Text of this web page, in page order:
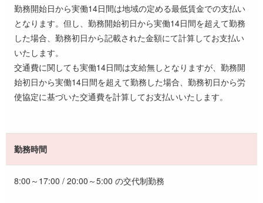
勤務開始日から実働14日間は地域の定める最低賃金での支払い
となります。但し、勤務開始初日から実働14日間を超えて勤務
した場合、勤務初日から記載された金額にて計算してお支払い
いたします。
交通費に関しても実働14日間は支給無しとなりますが、勤務開
始初日から実働14日間を超えて勤務した場合、勤務初日から労
使協定に基づいた交通費を計算してお支払いいたします。
勤務時間
8:00～17:00 / 20:00～5:00 の交代制勤務